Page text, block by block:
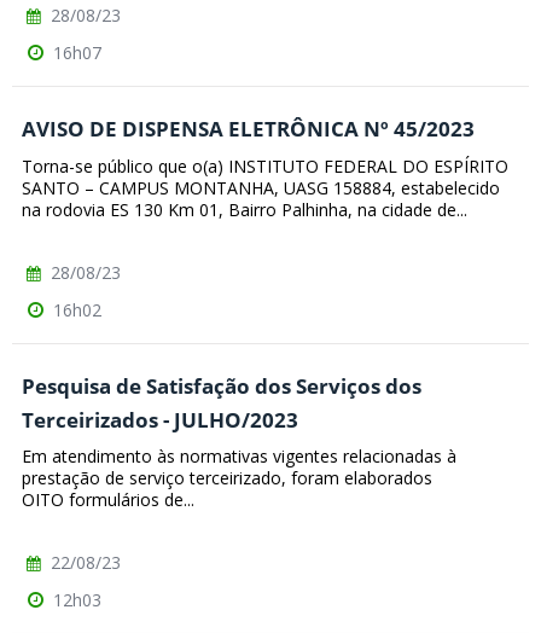
28/08/23
16h07
AVISO DE DISPENSA ELETRÔNICA Nº 45/2023
Torna-se público que o(a) INSTITUTO FEDERAL DO ESPÍRITO
SANTO – CAMPUS MONTANHA, UASG 158884, estabelecido
na rodovia ES 130 Km 01, Bairro Palhinha, na cidade de...
28/08/23
16h02
Pesquisa de Satisfação dos Serviços dos
Terceirizados - JULHO/2023
Em atendimento às normativas vigentes relacionadas à
prestação de serviço terceirizado, foram elaborados
OITO formulários de...
22/08/23
12h03